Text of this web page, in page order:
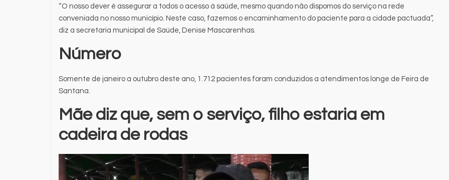
“O nosso dever é assegurar a todos o acesso à saúde, mesmo quando não dispomos do serviço na rede
conveniada no nosso município. Neste caso, fazemos o encaminhamento do paciente para a cidade pactuada”,
diz a secretaria municipal de Saúde, Denise Mascarenhas.
Número
Somente de janeiro a outubro deste ano, 1.712 pacientes foram conduzidos a atendimentos longe de Feira de
Santana.
Mãe diz que, sem o serviço, filho estaria em
cadeira de rodas